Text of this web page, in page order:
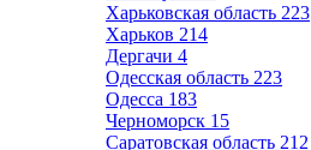
Харьковская область 223
Харьков 214
Дергачи 4
Одесская область 223
Одесса 183
Черноморск 15
Саратовская область 212